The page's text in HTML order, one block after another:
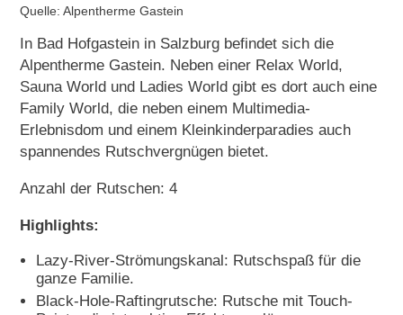
Quelle: Alpentherme Gastein
In Bad Hofgastein in Salzburg befindet sich die
Alpentherme Gastein. Neben einer Relax World,
Sauna World und Ladies World gibt es dort auch eine
Family World, die neben einem Multimedia-
Erlebnisdom und einem Kleinkinderparadies auch
spannendes Rutschvergnügen bietet.
Anzahl der Rutschen: 4
Highlights:
Lazy-River-Strömungskanal: Rutschspaß für die
ganze Familie.
Black-Hole-Raftingrutsche: Rutsche mit Touch-